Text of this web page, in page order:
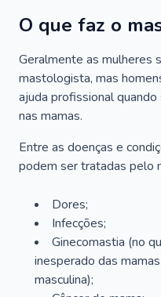
O que faz o
Geralmente as mulheres
mastologista, mas
ajuda profissional
nas mamas.
Entre as doenças e
podem ser tratadas pelo
Dores;
Infecções;
Ginecomastia (no
inesperado das
masculina);